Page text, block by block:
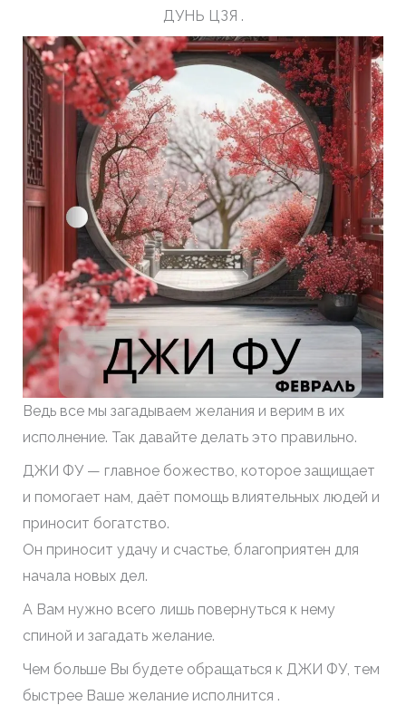
ДУНЬ ЦЗЯ .
Ведь все мы загадываем желания и верим в их
исполнение. Так давайте делать это правильно.
ДЖИ ФУ — главное божество, которое защищает
и помогает нам, даёт помощь влиятельных людей и
приносит богатство.
Он приносит удачу и счастье, благоприятен для
начала новых дел.
А Вам нужно всего лишь повернуться к нему
спиной и загадать желание.
Чем больше Вы будете обращаться к ДЖИ ФУ, тем
быстрее Ваше желание исполнится .